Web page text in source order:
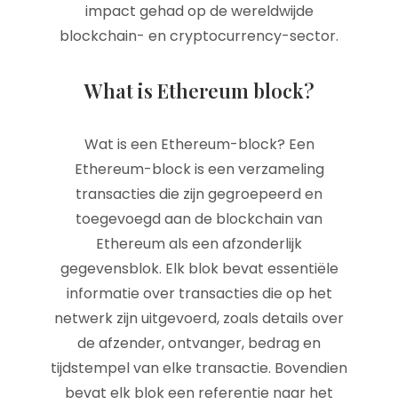
impact gehad op de wereldwijde
blockchain- en cryptocurrency-sector.
What is Ethereum block?
Wat is een Ethereum-block? Een
Ethereum-block is een verzameling
transacties die zijn gegroepeerd en
toegevoegd aan de blockchain van
Ethereum als een afzonderlijk
gegevensblok. Elk blok bevat essentiële
informatie over transacties die op het
netwerk zijn uitgevoerd, zoals details over
de afzender, ontvanger, bedrag en
tijdstempel van elke transactie. Bovendien
bevat elk blok een referentie naar het